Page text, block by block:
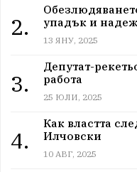
2.
упадък и
13 ЯНУ, 2025
3.
Депутат-
работа
25 ЮЛИ, 2025
4.
Как властта
Илчовски
10 АВГ, 2025